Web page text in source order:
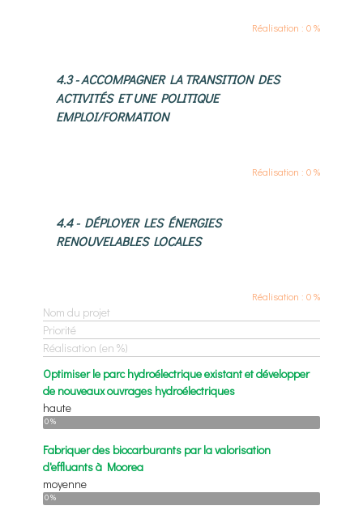
Réalisation : 0 %
4.3 - ACCOMPAGNER LA TRANSITION DES
ACTIVITÉS ET UNE POLITIQUE
EMPLOI/FORMATION
Réalisation : 0 %
4.4 - DÉPLOYER LES ÉNERGIES
RENOUVELABLES LOCALES
Réalisation : 0 %
Nom du projet
Priorité
Réalisation (en %)
Optimiser le parc hydroélectrique existant et développer
de nouveaux ouvrages hydroélectriques
haute
0 %
Fabriquer des biocarburants par la valorisation
d'effluants à Moorea
moyenne
0 %